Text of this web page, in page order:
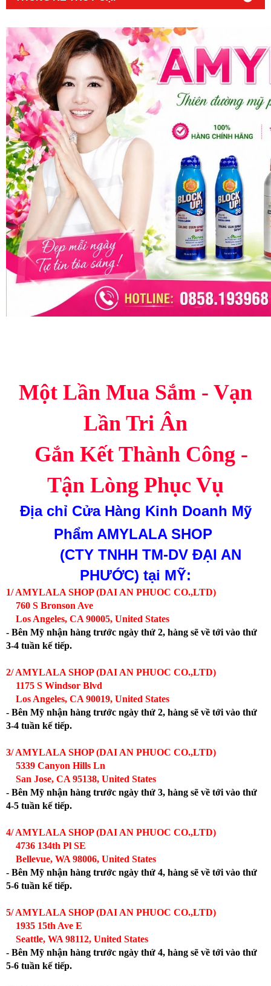
Một Lần Mua Sắm - Vạn
Lần Tri Ân
Gắn Kết Thành Công -
Tận Lòng Phục Vụ
Địa chỉ Cửa Hàng Kinh Doanh Mỹ
Phẩm AMYLALA SHOP
(CTY TNHH TM-DV ĐẠI AN
PHƯỚC) tại MỸ:
1/ AMYLALA SHOP (DAI AN PHUOC CO.,LTD)
760 S Bronson Ave
Los Angeles, CA 90005, United States
- Bên Mỹ nhận hàng trước ngày thứ 2, hàng sẽ về tới vào thứ
3-4 tuần kế tiếp.
2/ AMYLALA SHOP (DAI AN PHUOC CO.,LTD)
1175 S Windsor Blvd
Los Angeles, CA 90019, United States
- Bên Mỹ nhận hàng trước ngày thứ 2, hàng sẽ về tới vào thứ
3-4 tuần kế tiếp.
3/ AMYLALA SHOP (DAI AN PHUOC CO.,LTD)
5339 Canyon Hills Ln
San Jose, CA 95138, United States
- Bên Mỹ nhận hàng trước ngày thứ 3, hàng sẽ về tới vào thứ
4-5 tuần kế tiếp.
4/ AMYLALA SHOP (DAI AN PHUOC CO.,LTD)
4736 134th Pl SE
Bellevue, WA 98006, United States
- Bên Mỹ nhận hàng trước ngày thứ 4, hàng sẽ về tới vào thứ
5-6 tuần kế tiếp.
5/ AMYLALA SHOP (DAI AN PHUOC CO.,LTD)
1935 15th Ave E
Seattle, WA 98112, United States
- Bên Mỹ nhận hàng trước ngày thứ 4, hàng sẽ về tới vào thứ
5-6 tuần kế tiếp.